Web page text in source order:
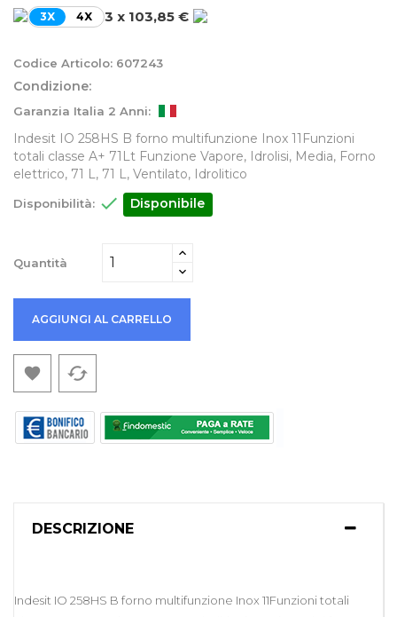
3X 4X 3 x 103,85 €
Codice Articolo: 607243
Condizione:
Garanzia Italia 2 Anni:
Indesit IO 258HS B forno multifunzione Inox 11Funzioni
totali classe A+ 71Lt Funzione Vapore, Idrolisi, Media, Forno
elettrico, 71 L, 71 L, Ventilato, Idrolitico
Disponibilità:  Disponibile
Quantità
AGGIUNGI AL CARRELLO
 cached
DESCRIZIONE
Indesit IO 258HS B forno multifunzione Inox 11Funzioni totali